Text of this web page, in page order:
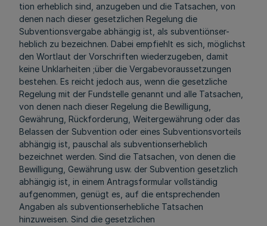
tion erheblich sind, anzugeben und die Tatsachen, von
denen nach dieser gesetzlichen Regelung die
Subventionsvergabe abhängig ist, als subventiönser-
heblich zu bezeichnen. Dabei empfiehlt es sich, möglichst
den Wortlaut der Vorschriften wiederzugeben, damit
keine Unklarheiten ;über die Vergabevoraussetzungen
bestehen. Es reicht jedoch aus, wenn die gesetzliche
Regelung mit der Fundstelle genannt und alle Tatsachen,
von denen nach dieser Regelung die Bewilligung,
Gewährung, Rückforderung, Weitergewährung oder das
Belassen der Subvention oder eines Subventionsvorteils
abhängig ist, pauschal als subventionserheblich
bezeichnet werden. Sind die Tatsachen, von denen die
Bewilligung, Gewährung usw. der Subvention gesetzlich
abhängig ist, in einem Antragsformular vollständig
aufgenommen, genügt es, auf die entsprechenden
Angaben als subventionserhebliche Tatsachen
hinzuweisen. Sind die gesetzlichen